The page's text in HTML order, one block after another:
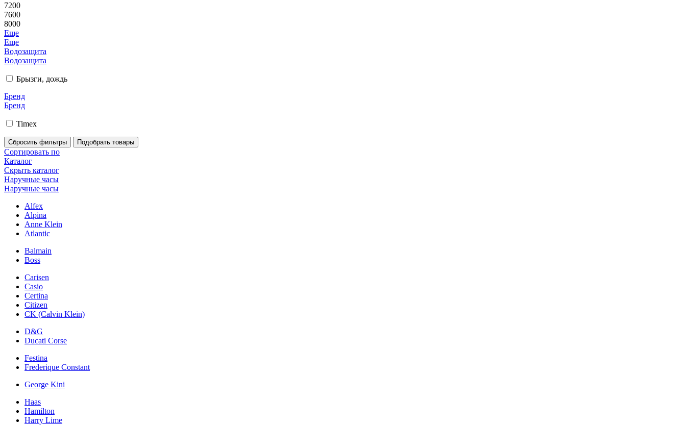
7200
7600
8000
Еще
Еще
Водозащита
Водозащита
Брызги, дождь
Бренд
Бренд
Timex
Сортировать по
Каталог
Скрыть каталог
Наручные часы
Наручные часы
Alfex
Alpina
Anne Klein
Atlantic
Balmain
Boss
Carisen
Casio
Certina
Citizen
CK (Calvin Klein)
D&G
Ducati Corse
Festina
Frederique Constant
George Kini
Haas
Hamilton
Harry Lime